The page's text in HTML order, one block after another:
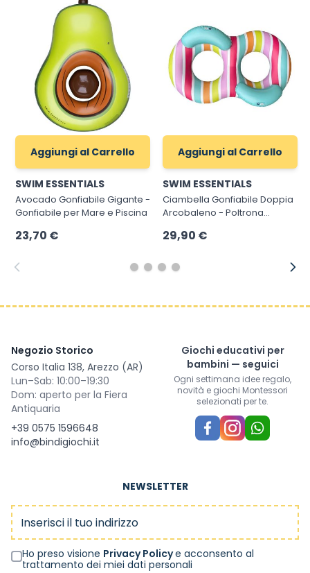
Aggiungi al Carrello
SWIM ESSENTIALS
Avocado Gonfiabile Gigante -
Gonfiabile per Mare e Piscina
23,70 €
Aggiungi al Carrello
SWIM ESSENTIALS
Ciambella Gonfiabile Doppia
Arcobaleno - Poltrona
29,90 €
Negozio Storico
Corso Italia 138, Arezzo (AR)
Lun–Sab: 10:00–19:30
Dom: aperto per la Fiera
Antiquaria
+39 0575 1596648
info@bindigiochi.it
Giochi educativi per
bambini — seguici
Ogni settimana idee regalo,
novità e giochi Montessori
selezionati per te.
NEWSLETTER
Indirizzo email
Ho preso visione Privacy Policye acconsento al
trattamento dei miei dati personali